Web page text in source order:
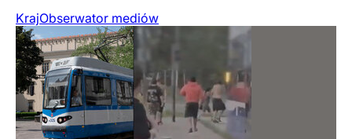
KrajObserwator mediów